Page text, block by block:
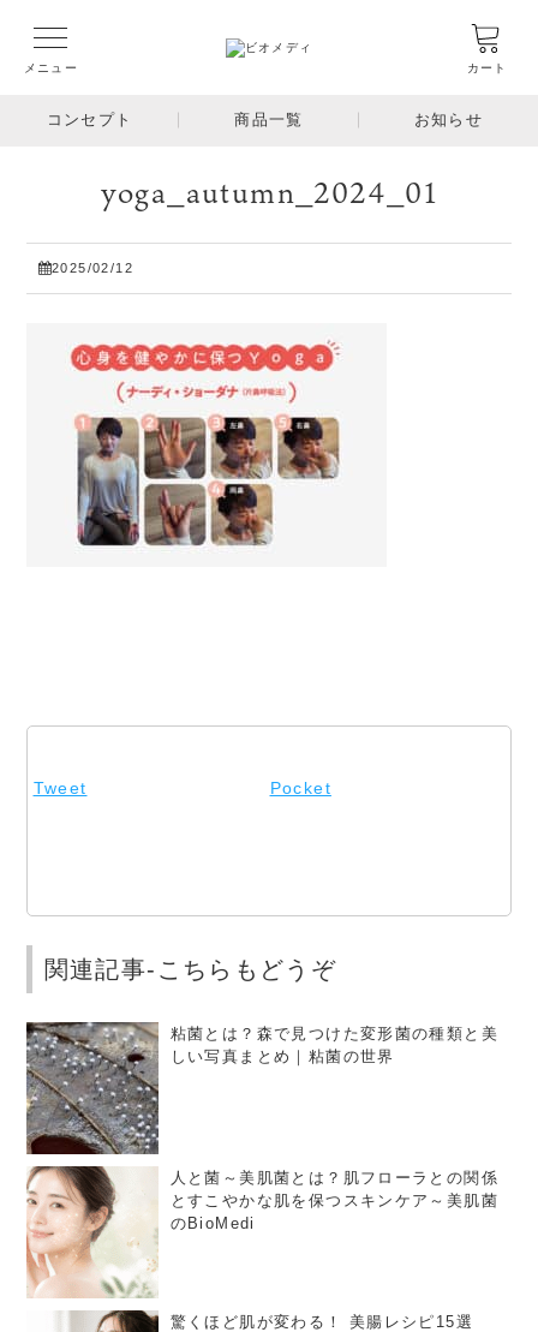
メニュー カート
コンセプト 商品一覧 お知らせ
yoga_autumn_2024_01
2025/02/12
Tweet Pocket
関連記事-こちらもどうぞ
粘菌とは？森で見つけた変形菌の種類と美
しい写真まとめ｜粘菌の世界
人と菌～美肌菌とは？肌フローラとの関係
とすこやかな肌を保つスキンケア～美肌菌
のBioMedi
驚くほど肌が変わる！ 美腸レシピ15選